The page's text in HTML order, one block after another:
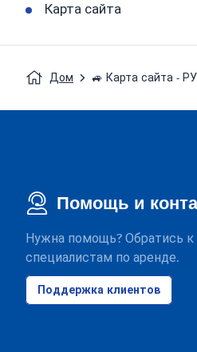
Карта сайта
Дом 🚙 Карта сайта -
Помощь и
Нужна помощь? Обратись
специалистам по аренде.
Поддержка клиентов